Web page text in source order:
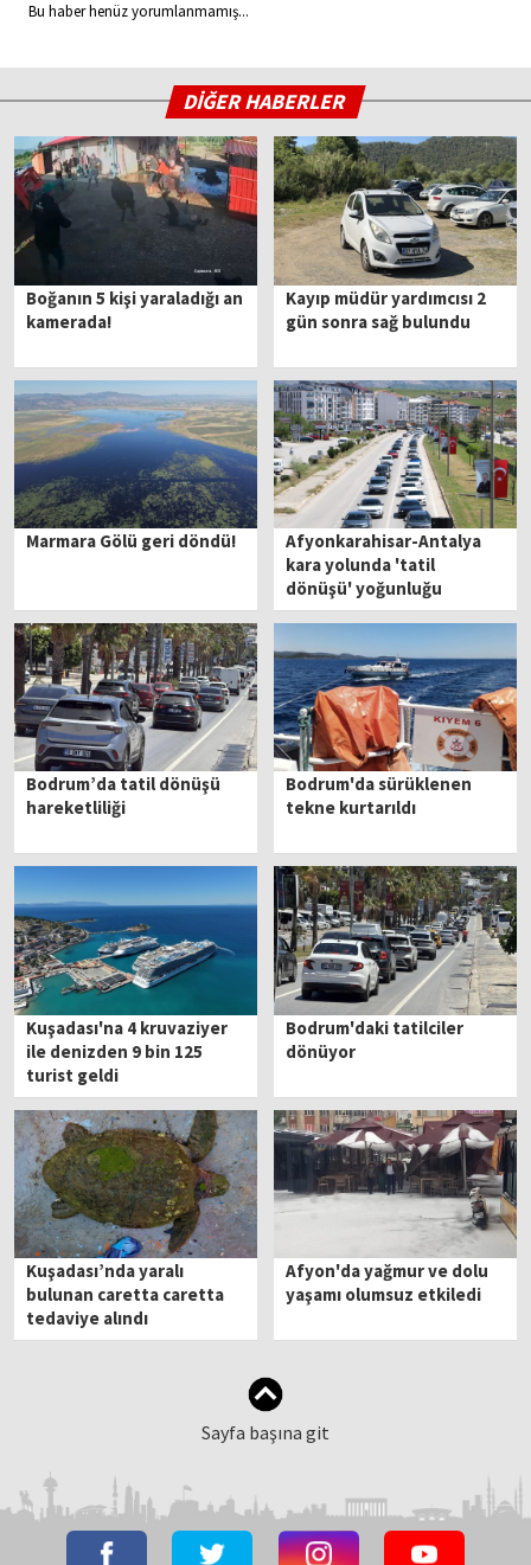
Bu haber henüz yorumlanmamış...
DİĞER HABERLER
Boğanın 5 kişi yaraladığı an
kamerada!
Kayıp müdür yardımcısı 2
gün sonra sağ bulundu
Marmara Gölü geri döndü!
Afyonkarahisar-Antalya
kara yolunda 'tatil
dönüşü' yoğunluğu
Bodrum’da tatil dönüşü
hareketliliği
Bodrum'da sürüklenen
tekne kurtarıldı
Kuşadası'na 4 kruvaziyer
ile denizden 9 bin 125
turist geldi
Bodrum'daki tatilciler
dönüyor
Kuşadası’nda yaralı
bulunan caretta caretta
tedaviye alındı
Afyon'da yağmur ve dolu
yaşamı olumsuz etkiledi
Sayfa başına git